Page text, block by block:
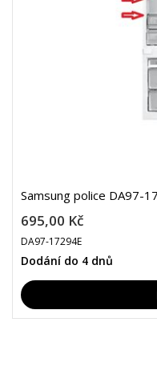
Samsung police DA97-
695,00 Kč
DA97-17294E
Dodání do 4 dnů